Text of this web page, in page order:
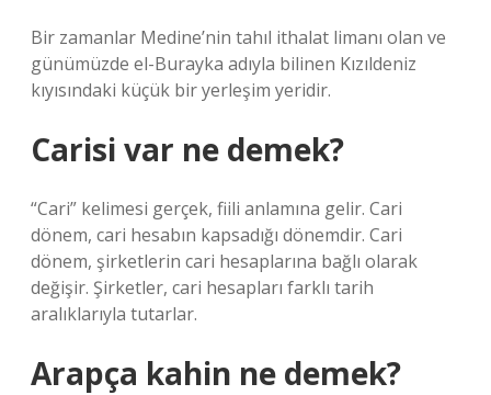
Bir zamanlar Medine’nin tahıl ithalat limanı olan ve
günümüzde el-Burayka adıyla bilinen Kızıldeniz
kıyısındaki küçük bir yerleşim yeridir.
Carisi var ne demek?
“Cari” kelimesi gerçek, fiili anlamına gelir. Cari
dönem, cari hesabın kapsadığı dönemdir. Cari
dönem, şirketlerin cari hesaplarına bağlı olarak
değişir. Şirketler, cari hesapları farklı tarih
aralıklarıyla tutarlar.
Arapça kahin ne demek?